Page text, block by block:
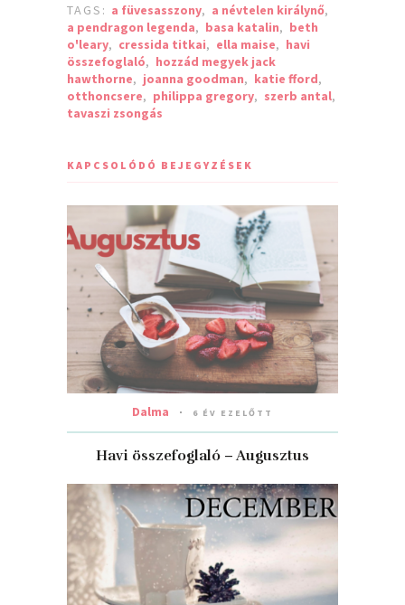
TAGS: a füvesasszony, a névtelen királynő,
a pendragon legenda, basa katalin, beth
o'leary, cressida titkai, ella maise, havi
összefoglaló, hozzád megyek jack
hawthorne, joanna goodman, katie fford,
otthoncsere, philippa gregory, szerb antal,
tavaszi zsongás
KAPCSOLÓDÓ BEJEGYZÉSEK
Dalma 6 ÉV EZELŐTT
Havi összefoglaló – Augusztus